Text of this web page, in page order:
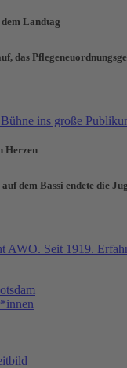
Landtag
das
Herzen
dem Bassi endete die